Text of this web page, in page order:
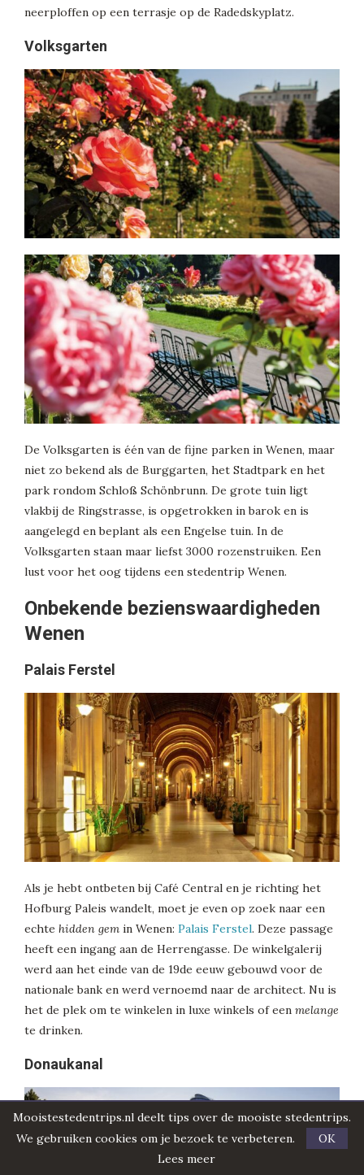
neerploffen op een terrasje op de Radedskyplatz.
Volksgarten
De Volksgarten is één van de fijne parken in Wenen, maar
niet zo bekend als de Burggarten, het Stadtpark en het
park rondom Schloß Schönbrunn. De grote tuin ligt
vlakbij de Ringstrasse, is opgetrokken in barok en is
aangelegd en beplant als een Engelse tuin. In de
Volksgarten staan maar liefst 3000 rozenstruiken. Een
lust voor het oog tijdens een stedentrip Wenen.
Onbekende bezienswaardigheden
Wenen
Palais Ferstel
Als je hebt ontbeten bij Café Central en je richting het
Hofburg Paleis wandelt, moet je even op zoek naar een
echte hidden gem in Wenen: Palais Ferstel. Deze passage
heeft een ingang aan de Herrengasse. De winkelgalerij
werd aan het einde van de 19de eeuw gebouwd voor de
nationale bank en werd vernoemd naar de architect. Nu is
het de plek om te winkelen in luxe winkels of een melange
te drinken.
Donaukanal
Mooistestedentrips.nl deelt tips over de mooiste stedentrips.
We gebruiken cookies om je bezoek te verbeteren.
OK
Lees meer